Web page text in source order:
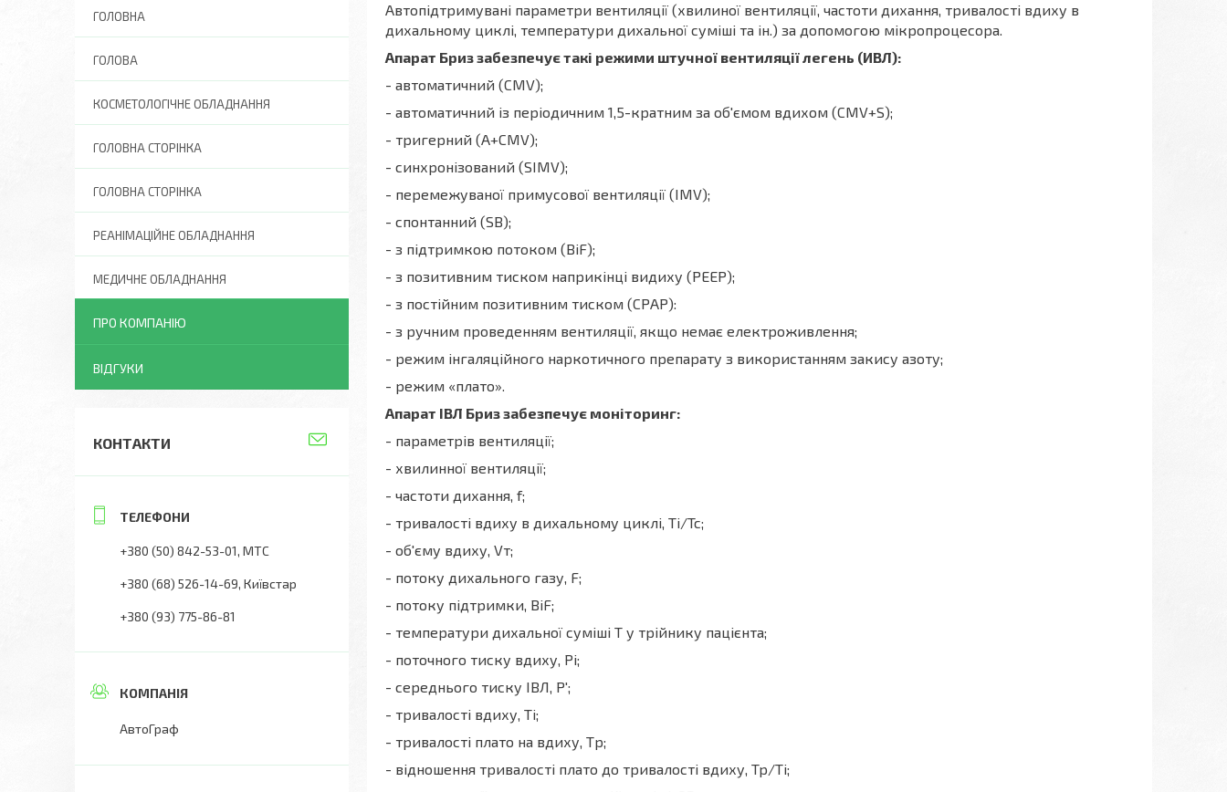
Автопідтримувані параметри вентиляції (хвилиної вентиляції, частоти дихання, тривалості вдиху в
дихальному циклі, температури дихальної суміші та ін.) за допомогою мікропроцесора.
Апарат Бриз забезпечує такі режими штучної вентиляції легень (ИВЛ):
- автоматичний (СМV);
- автоматичний із періодичним 1,5-кратним за об'ємом вдихом (СМV+S);
- тригерний (А+СМV);
- синхронізований (SIMV);
- перемежуваної примусової вентиляції (IMV);
- спонтанний (SВ);
- з підтримкою потоком (ВiF);
- з позитивним тиском наприкінці видиху (РЕЕР);
- з постійним позитивним тиском (СРАР):
- з ручним проведенням вентиляції, якщо немає електроживлення;
- режим інгаляційного наркотичного препарату з використанням закису азоту;
- режим «плато».
Апарат ІВЛ Бриз забезпечує моніторинг:
- параметрів вентиляції;
- хвилинної вентиляції;
- частоти дихання, f;
- тривалості вдиху в дихальному циклі, Тi/Тс;
- об'єму вдиху, Vт;
- потоку дихального газу, F;
- потоку підтримки, BiF;
- температури дихальної суміші Т у трійнику пацієнта;
- поточного тиску вдиху, Pi;
- середнього тиску ІВЛ, Р';
- тривалості вдиху, Тi;
- тривалості плато на вдиху, Тp;
- відношення тривалості плато до тривалості вдиху, Тр/Тi;
ГОЛОВНА
ГОЛОВА
КОСМЕТОЛОГІЧНЕ ОБЛАДНАННЯ
ГОЛОВНА СТОРІНКА
ГОЛОВНА СТОРІНКА
РЕАНІМАЦІЙНЕ ОБЛАДНАННЯ
МЕДИЧНЕ ОБЛАДНАННЯ
ПРО КОМПАНІЮ
ВІДГУКИ
КОНТАКТИ
+380 (50) 842-53-01 МТС
+380 (68) 526-14-69 Київстар
+380 (93) 775-86-81
АвтоГраф